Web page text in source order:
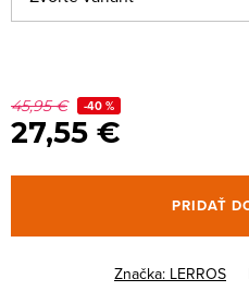
45,95 € -40 %
27,55 €
PRIDAŤ
Značka: LERROS